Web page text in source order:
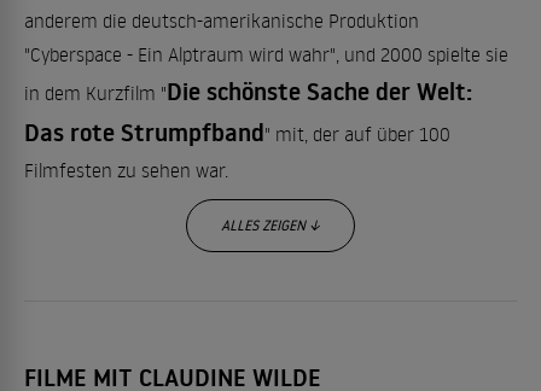
anderem die deutsch-amerikanische Produktion
"Cyberspace - Ein Alptraum wird wahr", und 2000 spielte sie
in dem Kurzfilm "Die schönste Sache der Welt:
Das rote Strumpfband" mit, der auf über 100
Filmfesten zu sehen war.
ALLES ZEIGEN ↓
FILME MIT CLAUDINE WILDE